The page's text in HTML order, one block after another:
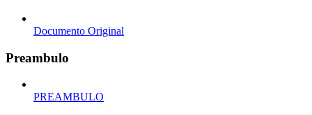
Documento Original
Preambulo
PREAMBULO